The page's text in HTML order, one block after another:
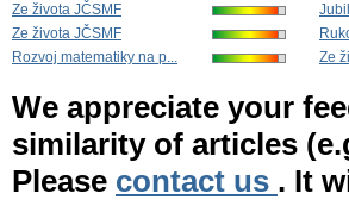
Ze života JČSMF
Ze života JČSMF
Rozvoj matematiky na p...
Ze
We appreciate your
similarity of articles
Please contact us . It